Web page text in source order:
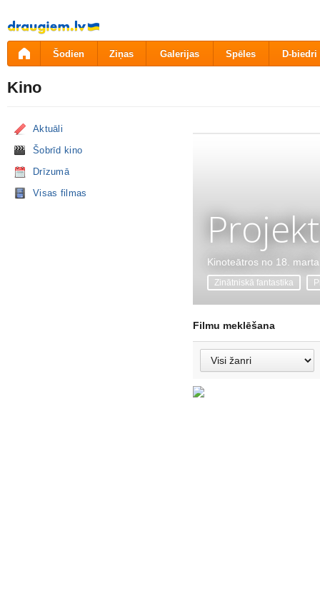
Pāriet
uz
saturu
Šodien Ziņas Galerijas Spēles D-biedri
Kino
Aktuāli
Šobrīd kino
Drīzumā
Visas filmas
Kinoteātros no 18. marta
Zinātniskā fantastika
Filmu meklēšana